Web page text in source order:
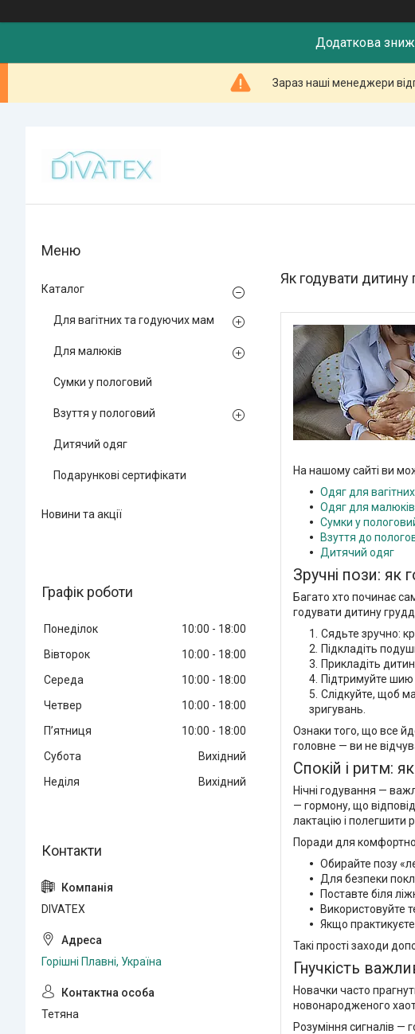
Додаткова
Зараз наші менеджери
Як годувати дитину
На нашому сайті ви
Одяг для
Одяг для малюків
Сумки у
Взуття до
Дитячий одяг
Зручні пози: як
Багато хто починає
годувати дитину
Сядьте зручно:
Підкладіть
Прикладіть
Підтримуйте
Слідкуйте, щоб
зригувань.
Ознаки того, що все
головне — ви не
Спокій і ритм:
Нічні годування —
— гормону, що
лактацію і полегшити
Поради для
Обирайте позу
Для безпеки
Поставте біля
Використовуйте
Якщо
Такі прості заходи
Гнучкість
Новачки часто
новонародженого
Розуміння сигналів —
Каталог
Для вагітних та годуючих мам
Для малюків
Сумки у пологовий
Взуття у пологовий
Дитячий одяг
Подарункові сертифікати
Новини та акції
Графік роботи
Понеділок 10:00
18:00
Вівторок
10:00
18:00
Середа
10:00
18:00
Четвер
10:00
18:00
Пʼятниця
10:00
18:00
Субота
Вихідний
Неділя
Вихідний
DIVATEX
Горішні Плавні, Україна
Тетяна